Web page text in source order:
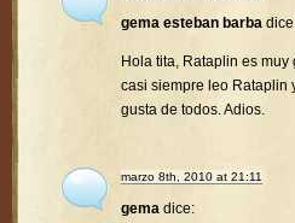
gema esteban barba
Hola tita, Rataplin es
casi siempre leo Rataplin
gusta de todos. Adios.
marzo 8th, 2010 at 21:11
gema dice: